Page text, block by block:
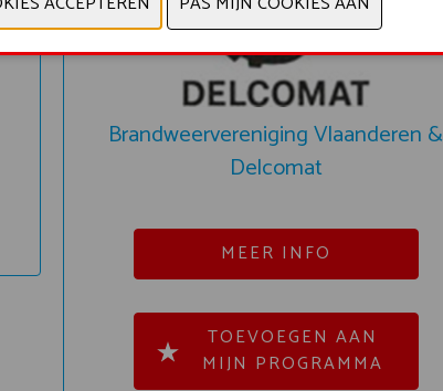
Brandweervereniging Vlaanderen &
Delcomat
MEER INFO
TOEVOEGEN AAN
MIJN PROGRAMMA